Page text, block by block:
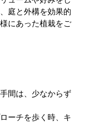
庭と外構を効果的
にあった植栽をご
間は、少なからず
ーチを歩く時、キ